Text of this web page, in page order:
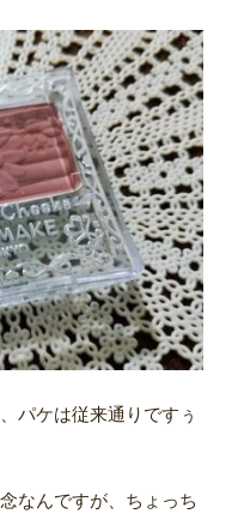
パケは従来通りですぅ
なんですが、ちょっち